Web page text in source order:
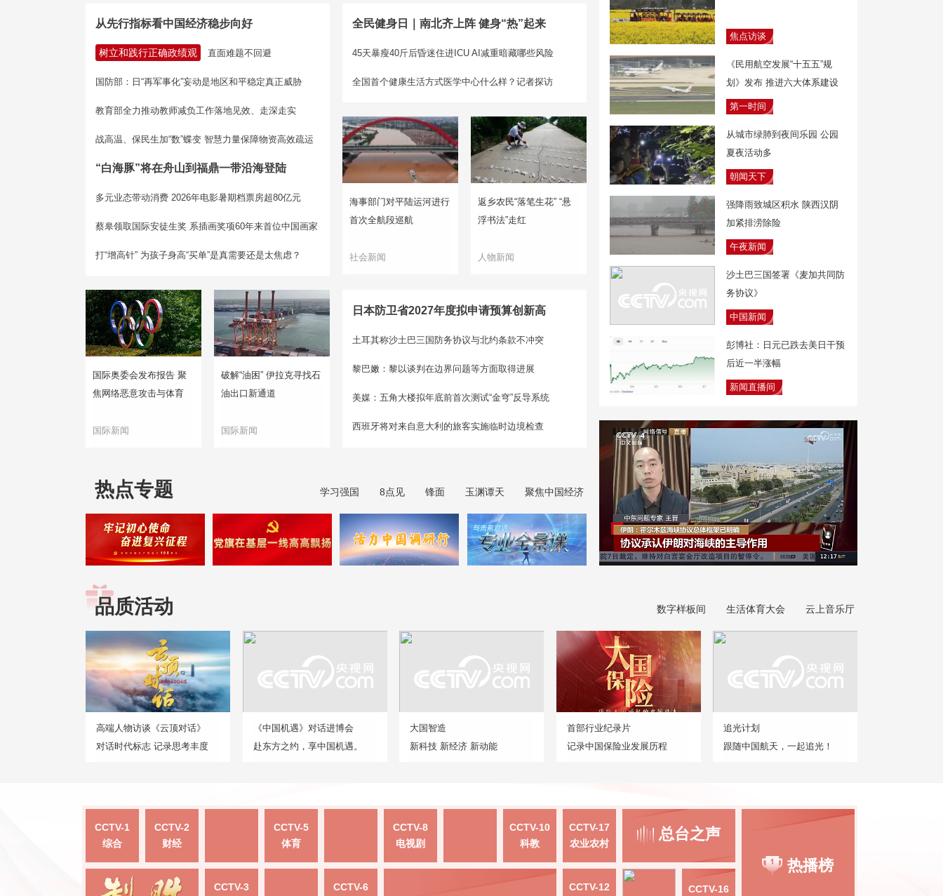
从先行指标看中国经济稳步向好
树立和践行正确政绩观 直面难题不回避
国防部：日“再军事化”妄动是地区和平稳定真正威胁
教育部全力推动教师减负工作落地见效、走深走实
战高温、保民生加“数”蝶变 智慧力量保障物资高效疏运
“白海豚”将在舟山到福鼎一带沿海登陆
多元业态带动消费 2026年电影暑期档票房超80亿元
蔡皋领取国际安徒生奖 系插画奖项60年来首位中国画家
打“增高针” 为孩子身高“买单”是真需要还是太焦虑？
全民健身日｜南北齐上阵 健身“热”起来
45天暴瘦40斤后昏迷住进ICU AI减重暗藏哪些风险
全国首个健康生活方式医学中心什么样？记者探访
海事部门对平陆运河进行
首次全航段巡航
社会新闻
返乡农民“落笔生花” “悬
浮书法”走红
人物新闻
国际奥委会发布报告 聚
焦网络恶意攻击与体育
国际新闻
破解“油困” 伊拉克寻找石
油出口新通道
国际新闻
日本防卫省2027年度拟申请预算创新高
土耳其称沙土巴三国防务协议与北约条款不冲突
黎巴嫩：黎以谈判在边界问题等方面取得进展
美媒：五角大楼拟年底前首次测试“金穹”反导系统
西班牙将对来自意大利的旅客实施临时边境检查
热点专题 学习强国 8点见 锋面 玉渊谭天 聚焦中国经济
焦点访谈
《民用航空发展“十五五”规
划》发布 推进六大体系建设
第一时间
从城市绿肺到夜间乐园 公园
夏夜活动多
朝闻天下
强降雨致城区积水 陕西汉阴
加紧排涝除险
午夜新闻
沙土巴三国签署《麦加共同防
务协议》
中国新闻
彭博社：日元已跌去美日干预
后近一半涨幅
新闻直播间
品质活动 数字样板间 生活体育大会 云上音乐厅
高端人物访谈《云顶对话》
对话时代标志 记录思考丰度
《中国机遇》对话进博会
赴东方之约，享中国机遇。
大国智造
新科技 新经济 新动能
首部行业纪录片
记录中国保险业发展历程
追光计划
跟随中国航天，一起追光！
CCTV-1
综合
CCTV-2
财经
CCTV-5
体育
CCTV-8
电视剧
CCTV-10
科教
CCTV-17
农业农村
总台之声
热播榜
CCTV-3
CCTV-6
CCTV-12
CCTV-16